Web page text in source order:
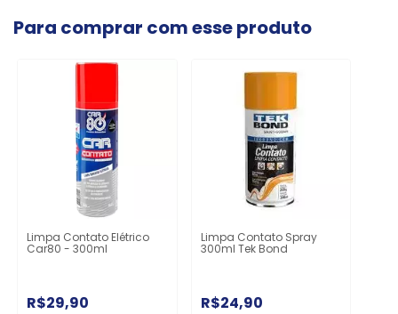
Para comprar com esse produto
Limpa Contato Elétrico
Car80 - 300ml
R$29,90
Limpa Contato Spray
300ml Tek Bond
R$24,90